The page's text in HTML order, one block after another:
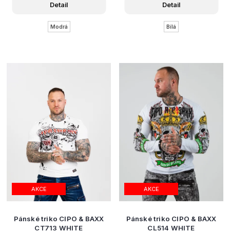
Detail
Modrá
Detail
Bílá
AKCE
Pánské triko CIPO & BAXX
CT713 WHITE
AKCE
Pánské triko CIPO & BAXX
CL514 WHITE